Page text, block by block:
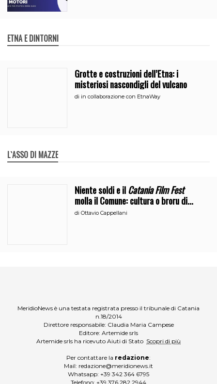
ETNA E DINTORNI
Grotte e costruzioni dell’Etna: i
misteriosi nascondigli del vulcano
di in collaborazione con EtnaWay
L`ASSO DI MAZZE
Niente soldi e ilCatania Film Fest
molla il Comune: cultura o broru di
ciciri?
diOttavio Cappellani
MeridioNews è una testata registrata presso il tribunale di Catania
n.18/2014
Direttore responsabile: Claudia Maria Campese
Editore: Artemide srls
Artemide srls ha ricevuto Aiuti di Stato Scopri di più
Per contattare la redazione:
Mail: redazione@meridionews.it
Whatsapp: +39 342 364 6795
Telefono: +39 376 282 2944